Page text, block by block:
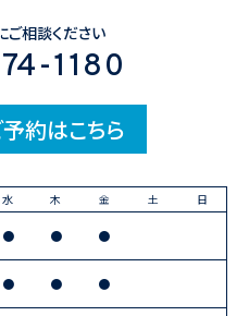
相談ください
1180
約はこちら
水 木 金 土 日
● ● ●
● ● ●